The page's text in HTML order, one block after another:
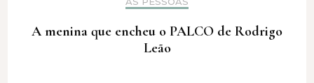
A menina que encheu o PALCO de Rodrigo
Leão